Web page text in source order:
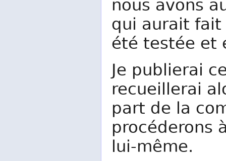
nous avons
qui aurait fait
été testée et
Je publierai
recueillerai
part de la
procéderons
lui-même.